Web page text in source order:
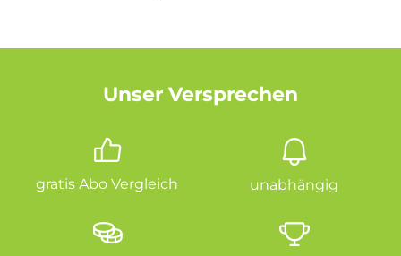
Unser Versprechen
gratis Abo Vergleich unabhängig